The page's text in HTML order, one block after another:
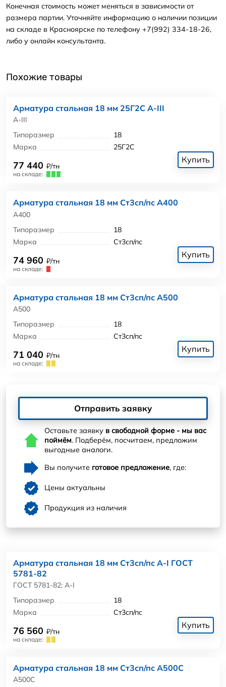
Конечная стоимость может меняться в зависимости от
размера партии. Уточняйте информацию о наличии позиции
на складе в Красноярске по телефону +7(992) 334-18-26,
либо у онлайн консультанта.
Похожие товары
Арматура стальная 18 мм 25Г2С А-III
А-III
Типоразмер
18
Марка
25Г2С
77 440 ₽/тн
на складе:
Купить
Арматура стальная 18 мм Ст3сп/пс А400
А400
Типоразмер
18
Марка
Ст3сп/пс
74 960 ₽/тн
на складе:
Купить
Арматура стальная 18 мм Ст3сп/пс А500
А500
Типоразмер
18
Марка
Ст3сп/пс
71 040 ₽/тн
на складе:
Купить
Отправить заявку
Оставьте заявку в свободной форме - мы вас
поймём. Подберём, посчитаем, предложим
выгодные аналоги.
Вы получите готовое предложение, где:
Цены актуальны
Продукция из наличия
Арматура стальная 18 мм Ст3сп/пс А-I ГОСТ
5781-82
ГОСТ 5781-82; А-I
Типоразмер
18
Марка
Ст3сп/пс
76 560 ₽/тн
на складе:
Купить
Арматура стальная 18 мм Ст3сп/пс А500С
А500С